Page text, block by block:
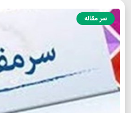
سر مقاله